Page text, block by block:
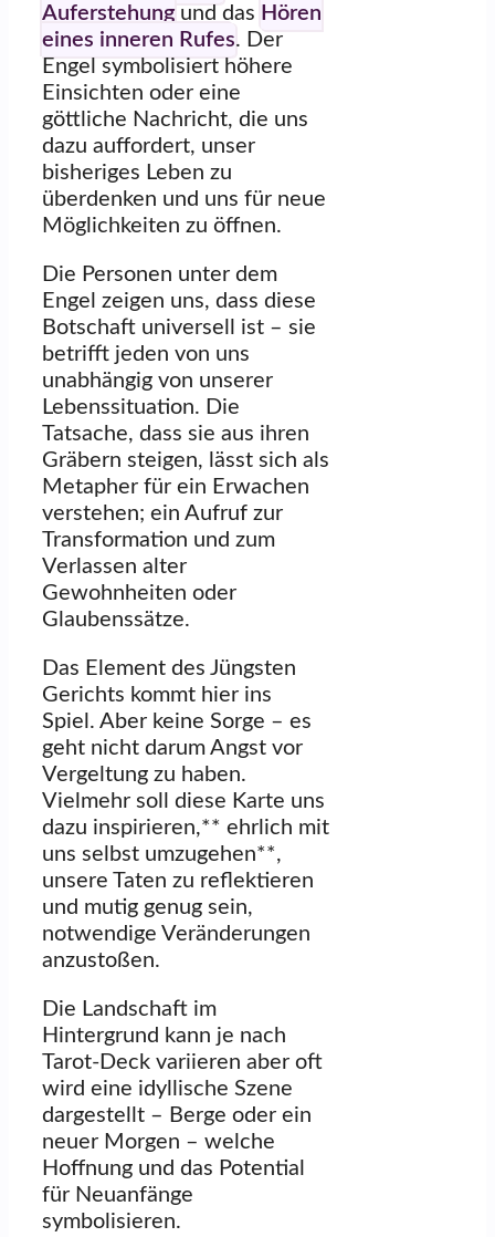
Auferstehung und das Hören
eines inneren Rufes. Der
Engel symbolisiert höhere
Einsichten oder eine
göttliche Nachricht, die uns
dazu auffordert, unser
bisheriges Leben zu
überdenken und uns für neue
Möglichkeiten zu öffnen.
Die Personen unter dem
Engel zeigen uns, dass diese
Botschaft universell ist – sie
betrifft jeden von uns
unabhängig von unserer
Lebenssituation. Die
Tatsache, dass sie aus ihren
Gräbern steigen, lässt sich als
Metapher für ein Erwachen
verstehen; ein Aufruf zur
Transformation und zum
Verlassen alter
Gewohnheiten oder
Glaubenssätze.
Das Element des Jüngsten
Gerichts kommt hier ins
Spiel. Aber keine Sorge – es
geht nicht darum Angst vor
Vergeltung zu haben.
Vielmehr soll diese Karte uns
dazu inspirieren,** ehrlich mit
uns selbst umzugehen**,
unsere Taten zu reflektieren
und mutig genug sein,
notwendige Veränderungen
anzustoßen.
Die Landschaft im
Hintergrund kann je nach
Tarot-Deck variieren aber oft
wird eine idyllische Szene
dargestellt – Berge oder ein
neuer Morgen – welche
Hoffnung und das Potential
für Neuanfänge
symbolisieren.